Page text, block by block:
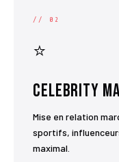
// 02
⭐
Celebrity
Mise en relation
sportifs,
maximal.